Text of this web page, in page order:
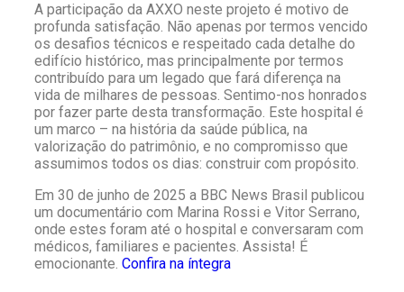
A participação da AXXO neste projeto é motivo de
profunda satisfação. Não apenas por termos vencido
os desafios técnicos e respeitado cada detalhe do
edifício histórico, mas principalmente por termos
contribuído para um legado que fará diferença na
vida de milhares de pessoas. Sentimo-nos honrados
por fazer parte desta transformação. Este hospital é
um marco – na história da saúde pública, na
valorização do patrimônio, e no compromisso que
assumimos todos os dias: construir com propósito.
Em 30 de junho de 2025 a BBC News Brasil publicou
um documentário com Marina Rossi e Vitor Serrano,
onde estes foram até o hospital e conversaram com
médicos, familiares e pacientes. Assista! É
emocionante. Confira na íntegra